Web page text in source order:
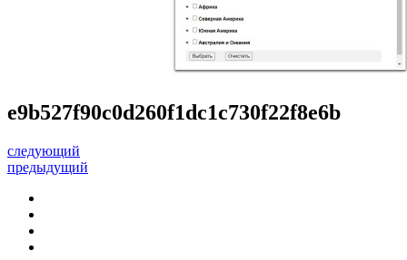
e9b527f90c0d260f1dc1c730f22f8e6b
следующий
предыдущий